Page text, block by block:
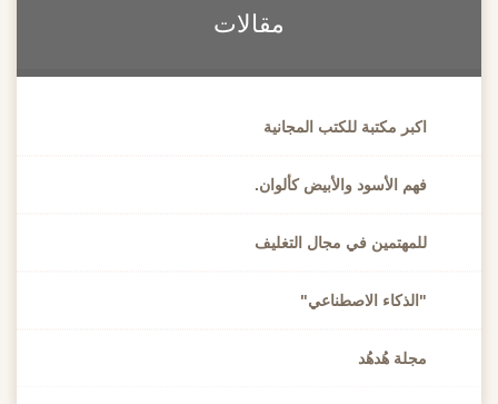
مقالات
اكبر مكتبة للكتب المجانية
فهم الأسود والأبيض كألوان.
للمهتمين في مجال التغليف
"الذكاء الاصطناعي"
مجلة هُدهُد